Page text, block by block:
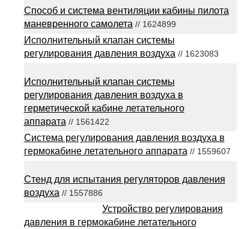
Способ и система вентиляции кабины пилота
маневренного самолета // 1624899
Исполнительный клапан системы
регулирования давления воздуха // 1623083
Исполнительный клапан системы
регулирования давления воздуха в
герметической кабине летательного
аппарата // 1561422
Система регулирования давления воздуха в
гермокабине летательного аппарата // 1559607
Стенд для испытания регуляторов давления
воздуха // 1557886
Устройство регулирования
давления в гермокабине летательного